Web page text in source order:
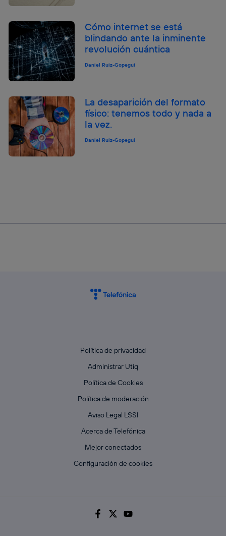
Cómo internet se está
blindando ante la inminente
revolución cuántica
Daniel Ruiz-Gopegui
La desaparición del formato
físico: tenemos todo y nada a
la vez.
Daniel Ruiz-Gopegui
Política de privacidad
Administrar Utiq
Política de Cookies
Política de moderación
Aviso Legal LSSI
Acerca de Telefónica
Mejor conectados
Configuración de cookies